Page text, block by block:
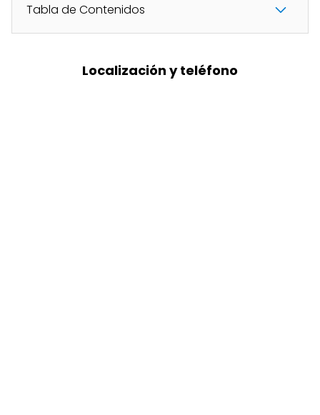
Tabla de Contenidos
Localización y teléfono